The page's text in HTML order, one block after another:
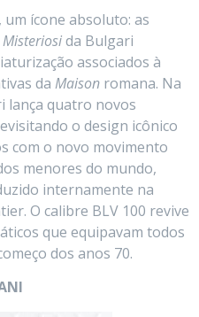
ícone absoluto: as
da Bulgari
associados à
da Maison romana. Na
lança quatro novos
o design icônico
com o novo movimento
menores do mundo,
internamente na
O calibre BLV 100 revive
que equipavam todos
dos anos 70.